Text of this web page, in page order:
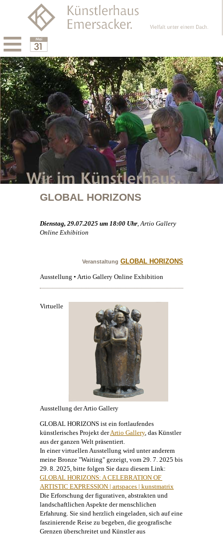
GLOBAL HORIZONS
Dienstag, 29.07.2025 um 18:00 Uhr , Artio Gallery
Online Exhibition
Veranstaltung GLOBAL HORIZONS
Ausstellung • Artio Gallery Online Exhibition
Virtuelle
Ausstellung der Artio Gallery
GLOBAL HORIZONS ist ein fortlaufendes
künstlerisches Projekt derArtio Gallery, das Künstler
aus der ganzen Welt präsentiert.
In einer virtuellen Ausstellung wird unter anderem
meine Bronze "Waiting" gezeigt, vom 29. 7. 2025 bis
29. 8. 2025, bitte folgen Sie dazu diesem Link:
GLOBAL HORIZONS: A CELEBRATION OF
ARTISTIC EXPRESSION | artspaces | kunstmatrix
Die Erforschung der figurativen, abstrakten und
landschaftlichen Aspekte der menschlichen
Erfahrung. Sie sind herzlich eingeladen, sich auf eine
faszinierende Reise zu begeben, die geografische
Grenzen überschreitet und Künstler aus